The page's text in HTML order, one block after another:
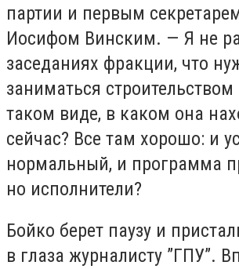
партии и первым
Иосифом Винским. — Я не
заседаниях фракции, что
заниматься
таком виде, в каком она
сейчас? Все там хорошо: и
нормальный, и программа
но исполнители?
Бойко берет паузу и
в глаза журналисту ”ГПУ”.